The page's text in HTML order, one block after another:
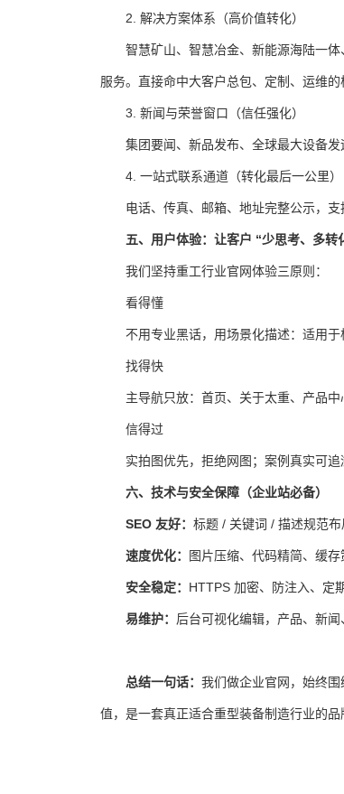
2. 解决方案体系（高价值转化）
智慧矿山、智慧冶金、新能源海陆一
服务。 直接命中大客户总包、定制、运维的
3. 新闻与荣誉窗口（信任强化）
集团要闻、新品发布、全球最大设备发
4. 一站式联系通道（转化最后一公里）
电话、传真、邮箱、地址完整公示，支
五、用户体验：让客户 “少思考、多转
我们坚持重工行业官网体验三原则：
看得懂
不用专业黑话，用场景化描述：适用
找得快
主导航只放：首页、关于太重、产品
信得过
实拍图优先，拒绝网图；案例真实可
六、技术与安全保障（企业站必备）
SEO 友好：标题 / 关键词 / 描述规范布
速度优化： 图片压缩、代码精简、缓存
安全稳定： HTTPS 加密、防注入、定
易维护： 后台可视化编辑，产品、新闻
总结一句话：我们做企业官网，始终
值，是一套真正适合重型装备制造行业的品